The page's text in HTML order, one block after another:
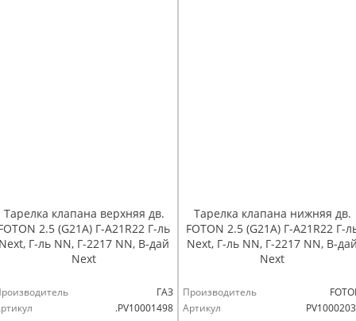
Тарелка клапана верхняя дв.
2.5 (G21A) Г-А21R22 Г-ль
Г-ль NN, Г-2217 NN, В-дай
Next
ГАЗ
.РV10001498
Тарелка клапана нижняя дв.
FOTON 2.5 (G21A) Г-А21R22 Г-
Next, Г-ль NN, Г-2217 NN, В-
Next
Производитель
Артикул